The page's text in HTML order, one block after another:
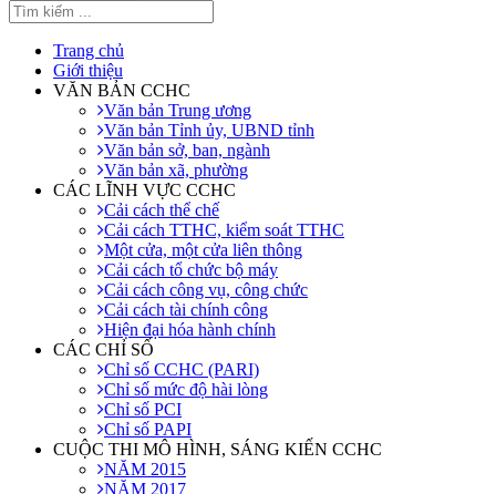
Trang chủ
Giới thiệu
VĂN BẢN CCHC
Văn bản Trung ương
Văn bản Tỉnh ủy, UBND tỉnh
Văn bản sở, ban, ngành
Văn bản xã, phường
CÁC LĨNH VỰC CCHC
Cải cách thể chế
Cải cách TTHC, kiểm soát TTHC
Một cửa, một cửa liên thông
Cải cách tổ chức bộ máy
Cải cách công vụ, công chức
Cải cách tài chính công
Hiện đại hóa hành chính
CÁC CHỈ SỐ
Chỉ số CCHC (PARI)
Chỉ số mức độ hài lòng
Chỉ số PCI
Chỉ số PAPI
CUỘC THI MÔ HÌNH, SÁNG KIẾN CCHC
NĂM 2015
NĂM 2017